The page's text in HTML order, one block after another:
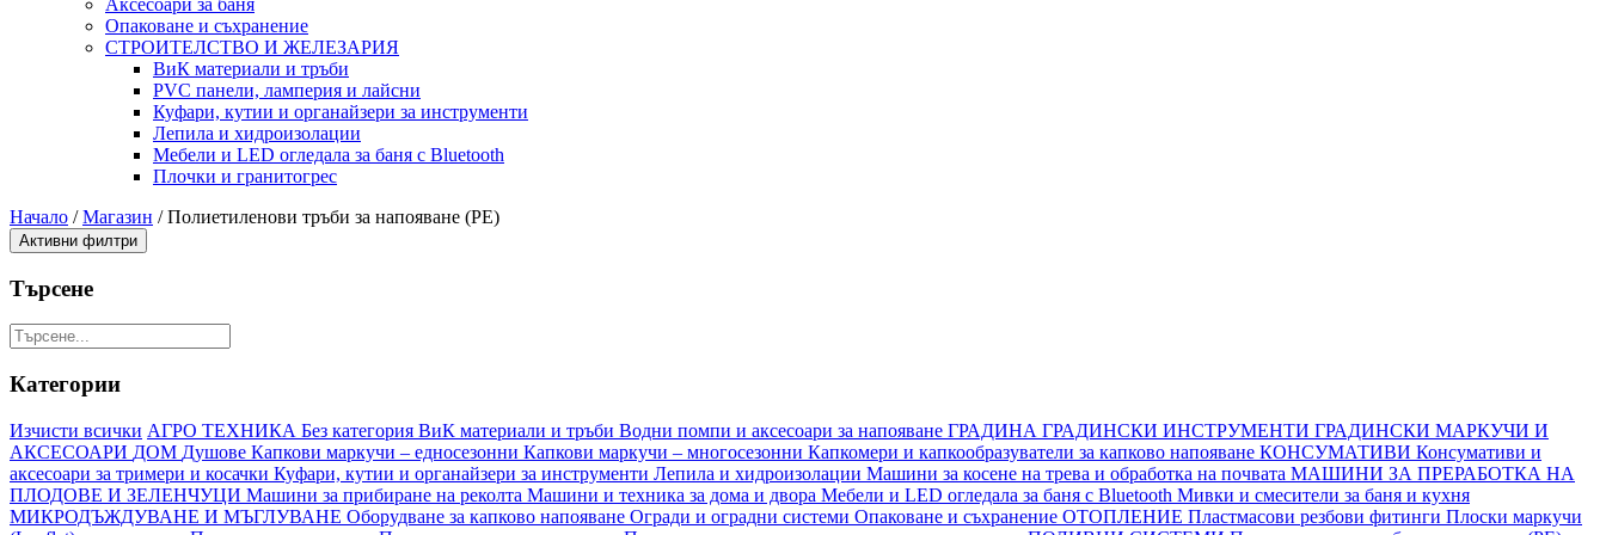
Опаковане и съхранение
СТРОИТЕЛСТВО И ЖЕЛЕЗАРИЯ
ВиК материали и тръби
PVC панели, ламперия и лайсни
Куфари, кутии и органайзери за инструменти
Лепила и хидроизолации
Мебели и LED огледала за баня с Bluetooth
Плочки и гранитогрес
Начало / Магазин / Полиетиленови тръби за напояване (PE)
Активни филтри
Търсене
Категории
Изчисти всички АГРО ТЕХНИКА Без категория ВиК материали и тръби Водни помпи и аксесоари за напояване ГРАДИНА ГРАДИНСКИ ИНСТРУМЕНТИ ГРАДИНСКИ МАРКУЧИ И
АКСЕСОАРИ ДОМ Душове Капкови маркучи – едносезонни Капкови маркучи – многосезонни Капкомери и капкообразуватели за капково напояване КОНСУМАТИВИ Консумативи и
аксесоари за тримери и косачки Куфари, кутии и органайзери за инструменти Лепила и хидроизолации Машини за косене на трева и обработка на почвата МАШИНИ ЗА ПРЕРАБОТКА НА
ПЛОДОВЕ И ЗЕЛЕНЧУЦИ Машини за прибиране на реколта Машини и техника за дома и двора Мебели и LED огледала за баня с Bluetooth Мивки и смесители за баня и кухня
МИКРОДЪЖДУВАНЕ И МЪГЛУВАНЕ Оборудване за капково напояване Огради и оградни системи Опаковане и съхранение ОТОПЛЕНИЕ Пластмасови резбови фитинги Плоски маркучи